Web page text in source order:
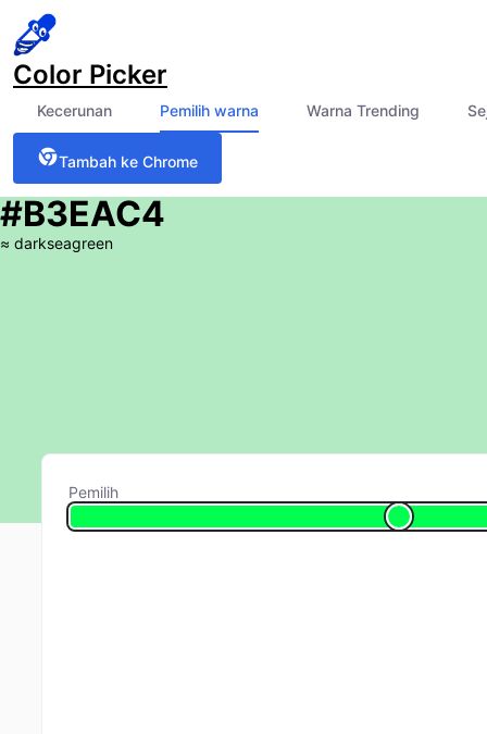
Color Picker
Kecerunan Pemilih warna Warna Trending
Tambah ke Chrome
#B3EAC4
≈ darkseagreen
Pemilih